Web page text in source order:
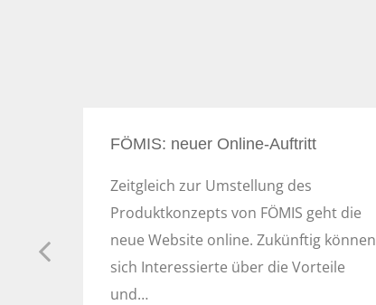
FÖMIS: neuer Online-Auftritt
Zeitgleich zur Umstellung des
Produktkonzepts von FÖMIS geht die
neue Website online. Zukünftig können
sich Interessierte über die Vorteile
und…